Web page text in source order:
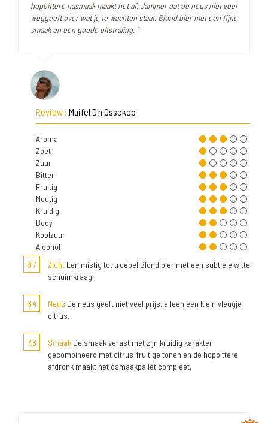
hopbittere nasmaak maakt het af. Jammer dat de neus niet veel
weggeeft over wat je te wachten staat. Blond bier met een fijne
smaak en een goede uitstraling. "
Review : Muifel D'n Ossekop
Aroma
Zoet
Zuur
Bitter
Fruitig
Moutig
Kruidig
Body
Koolzuur
Alcohol
9,7
Zicht Een mistig tot troebel Blond bier met een subtiele witte
schuimkraag.
6,4 Neus De neus geeft niet veel prijs, alleen een klein vleugje
citrus.
7,8 Smaak De smaak verast met zijn kruidig karakter
gecombineerd met citrus-fruitige tonen en de hopbittere
afdronk maakt het osmaakpallet compleet.